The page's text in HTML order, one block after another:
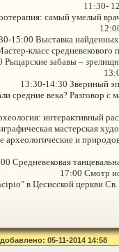
11:30-
самый умелый
15:00 Выставка найденных
класс средневекового
Рыцарские забавы –
13:30-14:30 Звериный
средние века? Разговор
интерактивный
мастерская
и
Средневековая
17:00 Смотр
в Цесисской церкви
добавлено: 05-11-2014 14:58